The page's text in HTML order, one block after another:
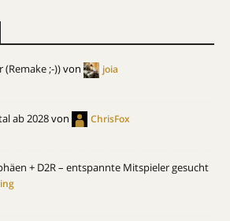
(Remake ;-))von joia
ab 2028von ChrisFox
+ D2R – entspannte Mitspieler gesucht